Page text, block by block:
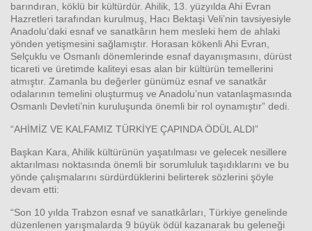
barındıran, köklü bir kültürdür. Ahilik, 13. yüzyılda Ahi Evran
Hazretleri tarafından kurulmuş, Hacı Bektaşi Veli’nin tavsiyesiyle
Anadolu’daki esnaf ve sanatkârın hem mesleki hem de ahlaki
yönden yetişmesini sağlamıştır. Horasan kökenli Ahi Evran,
Selçuklu ve Osmanlı dönemlerinde esnaf dayanışmasını, dürüst
ticareti ve üretimde kaliteyi esas alan bir kültürün temellerini
atmıştır. Zamanla bu değerler günümüz esnaf ve sanatkâr
odalarının temelini oluşturmuş ve Anadolu’nun vatanlaşmasında
Osmanlı Devleti’nin kuruluşunda önemli bir rol oynamıştır” dedi.
“AHİMİZ VE KALFAMIZ TÜRKİYE ÇAPINDA ÖDÜL ALDI”
Başkan Kara, Ahilik kültürünün yaşatılması ve gelecek nesillere
aktarılması noktasında önemli bir sorumluluk taşıdıklarını ve bu
yönde çalışmalarını sürdürdüklerini belirterek sözlerini şöyle
devam etti:
“Son 10 yılda Trabzon esnaf ve sanatkârları, Türkiye genelinde
düzenlenen yarışmalarda 9 büyük ödül kazanarak bu geleneği